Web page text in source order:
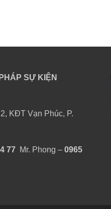
SỰ KIỆN
KĐT Vạn Phúc, P.
77 Mr. Phong – 0965